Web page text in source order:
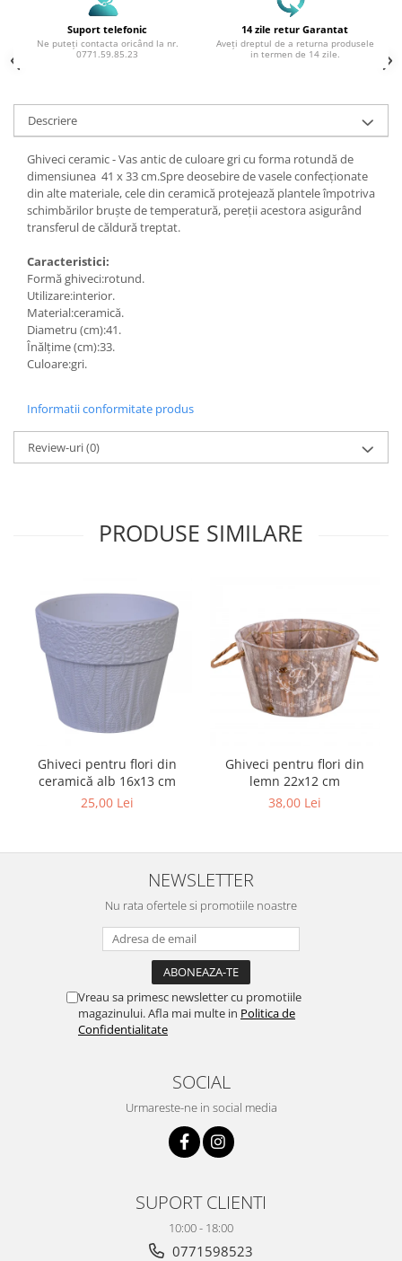
Suport telefonic
Ne puteți contacta oricând la nr.
0771.59.85.23
14 zile retur Garantat
Aveți dreptul de a returna produsele
in termen de 14 zile.
Descriere
Ghiveci ceramic - Vas antic de culoare gri cu forma rotundă de
dimensiunea 41 x 33 cm.Spre deosebire de vasele confecționate
din alte materiale, cele din ceramică protejează plantele împotriva
schimbărilor bruște de temperatură, pereții acestora asigurând
transferul de căldură treptat.
Caracteristici:
Formă ghiveci:rotund.
Utilizare:interior.
Material:ceramică.
Diametru (cm):41.
Înălțime (cm):33.
Culoare:gri.
Informatii conformitate produs
Review-uri(0)
PRODUSE SIMILARE
Ghiveci pentru flori din
ceramică alb 16x13 cm
25,00 Lei
Ghiveci pentru flori din
lemn 22x12 cm
38,00 Lei
NEWSLETTER
Nu rata ofertele si promotiile noastre
Vreau sa primesc newsletter cu promotiile
magazinului. Afla mai multe in Politica de
Confidentialitate
SOCIAL
Urmareste-ne in social media
SUPORT CLIENTI
10:00 - 18:00
0771598523